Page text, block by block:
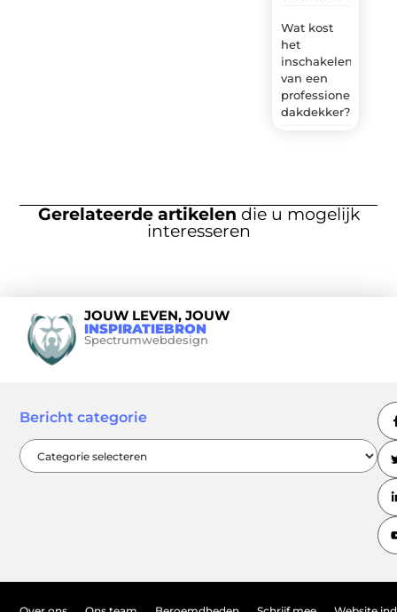
Wat kost
het
inschakelen
van een
professionele
dakdekker?
Gerelateerde artikelen die u mogelijk
interesseren
JOUW LEVEN, JOUW
INSPIRATIEBRON
Spectrumwebdesign
Bericht categorie